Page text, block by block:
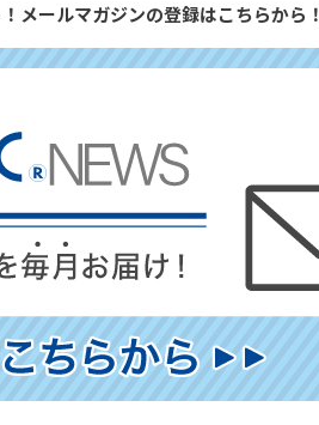
メールマガジンの登録はこちらから！